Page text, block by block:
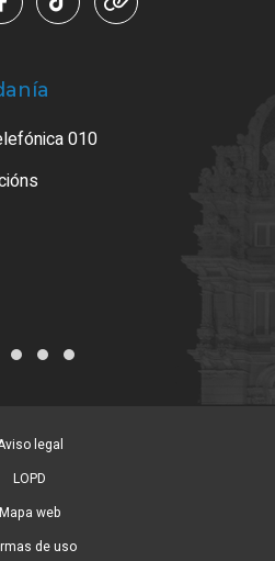
010
legal
LOPD
Mapa web
de uso